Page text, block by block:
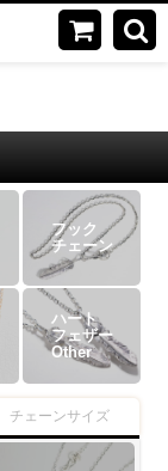
フック
チェーン
ハート
フェザー
Other
チェーンサイズ